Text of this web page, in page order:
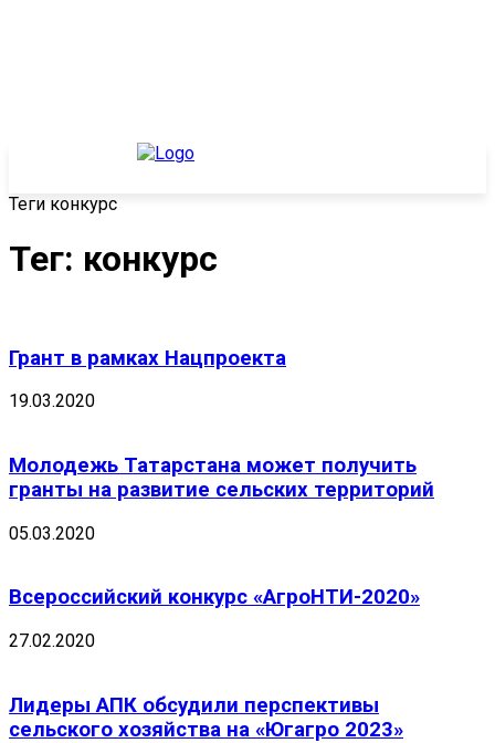
Теги конкурс
Тег: конкурс
Грант в рамках Нацпроекта
19.03.2020
Молодежь Татарстана может получить
гранты на развитие сельских территорий
05.03.2020
Всероссийский конкурс «АгроНТИ-2020»
27.02.2020
Лидеры АПК обсудили перспективы
сельского хозяйства на «Югагро 2023»